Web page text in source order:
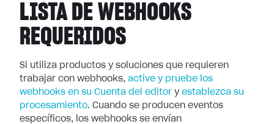
LISTA DE WEBHOOKS
REQUERIDOS
Si utiliza productos y soluciones que requieren
trabajar con webhooks, active y pruebe los
webhooks en su Cuenta del editor y establezca su
procesamiento. Cuando se producen eventos
específicos, los webhooks se envían